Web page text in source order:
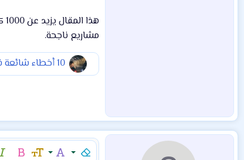
مشاريع ناجحة.
إزالة التنسيقعائلة الخطحجم الخط
غامق مائل